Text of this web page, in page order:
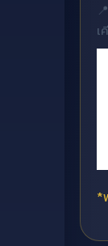
📍
เ
*